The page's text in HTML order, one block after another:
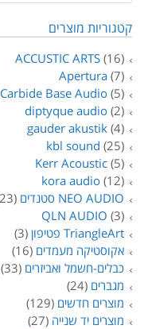
קטגוריות מוצרים
ACCUSTIC ARTS (16)
Apertura (7)
Carbide Base Audio (5)
diptyque audio (2)
gauder akustik (4)
kbl sound (25)
Kerr Acoustic (5)
kora audio (12)
NEO AUDIO סטנדים
(23)
QLN AUDIO (3)
TriangleArt פטיפון
(3)
אקוסטיקה מעמדים (16)
כבלים-חשמל ואביזרים (33)
מגברים (24)
מוצרים חדשים (129)
מוצרים יד שנייה (27)